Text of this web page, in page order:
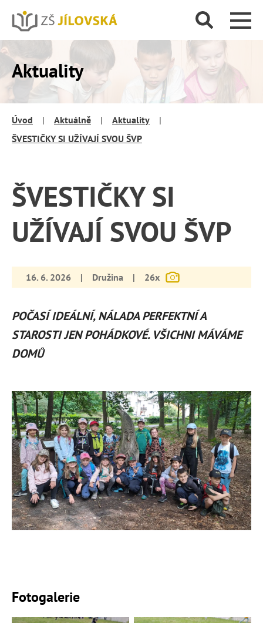
Aktuality
Úvod | Aktuálně | Aktuality
|
ŠVESTIČKY SI UŽÍVAJÍ SVOU ŠVP
ŠVESTIČKY SI
UŽÍVAJÍ SVOU ŠVP
16. 6. 2026 | Družina | 26x
POČASÍ IDEÁLNÍ, NÁLADA PERFEKTNÍ A
STAROSTI JEN POHÁDKOVÉ. VŠICHNI MÁVÁME
DOMŮ
Fotogalerie